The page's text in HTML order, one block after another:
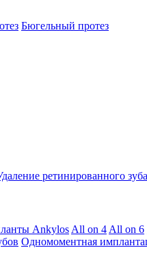
Бюгельный протез
ретинированного зуба
Ankylos All on 4 All on 6
Одномоментная